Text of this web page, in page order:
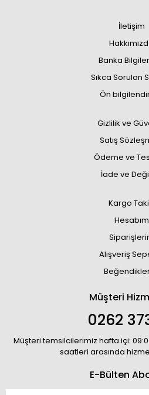
İletişim
Banka
Sıkca Sorulan
Ön
Gizlilik ve
Satış
Ödeme ve
İade ve
Kargo
Hesabım
Alışveriş
Müşteri
0262
Müşteri temsilcilerimiz hafta içi:
saatleri arasında
E-Bülten